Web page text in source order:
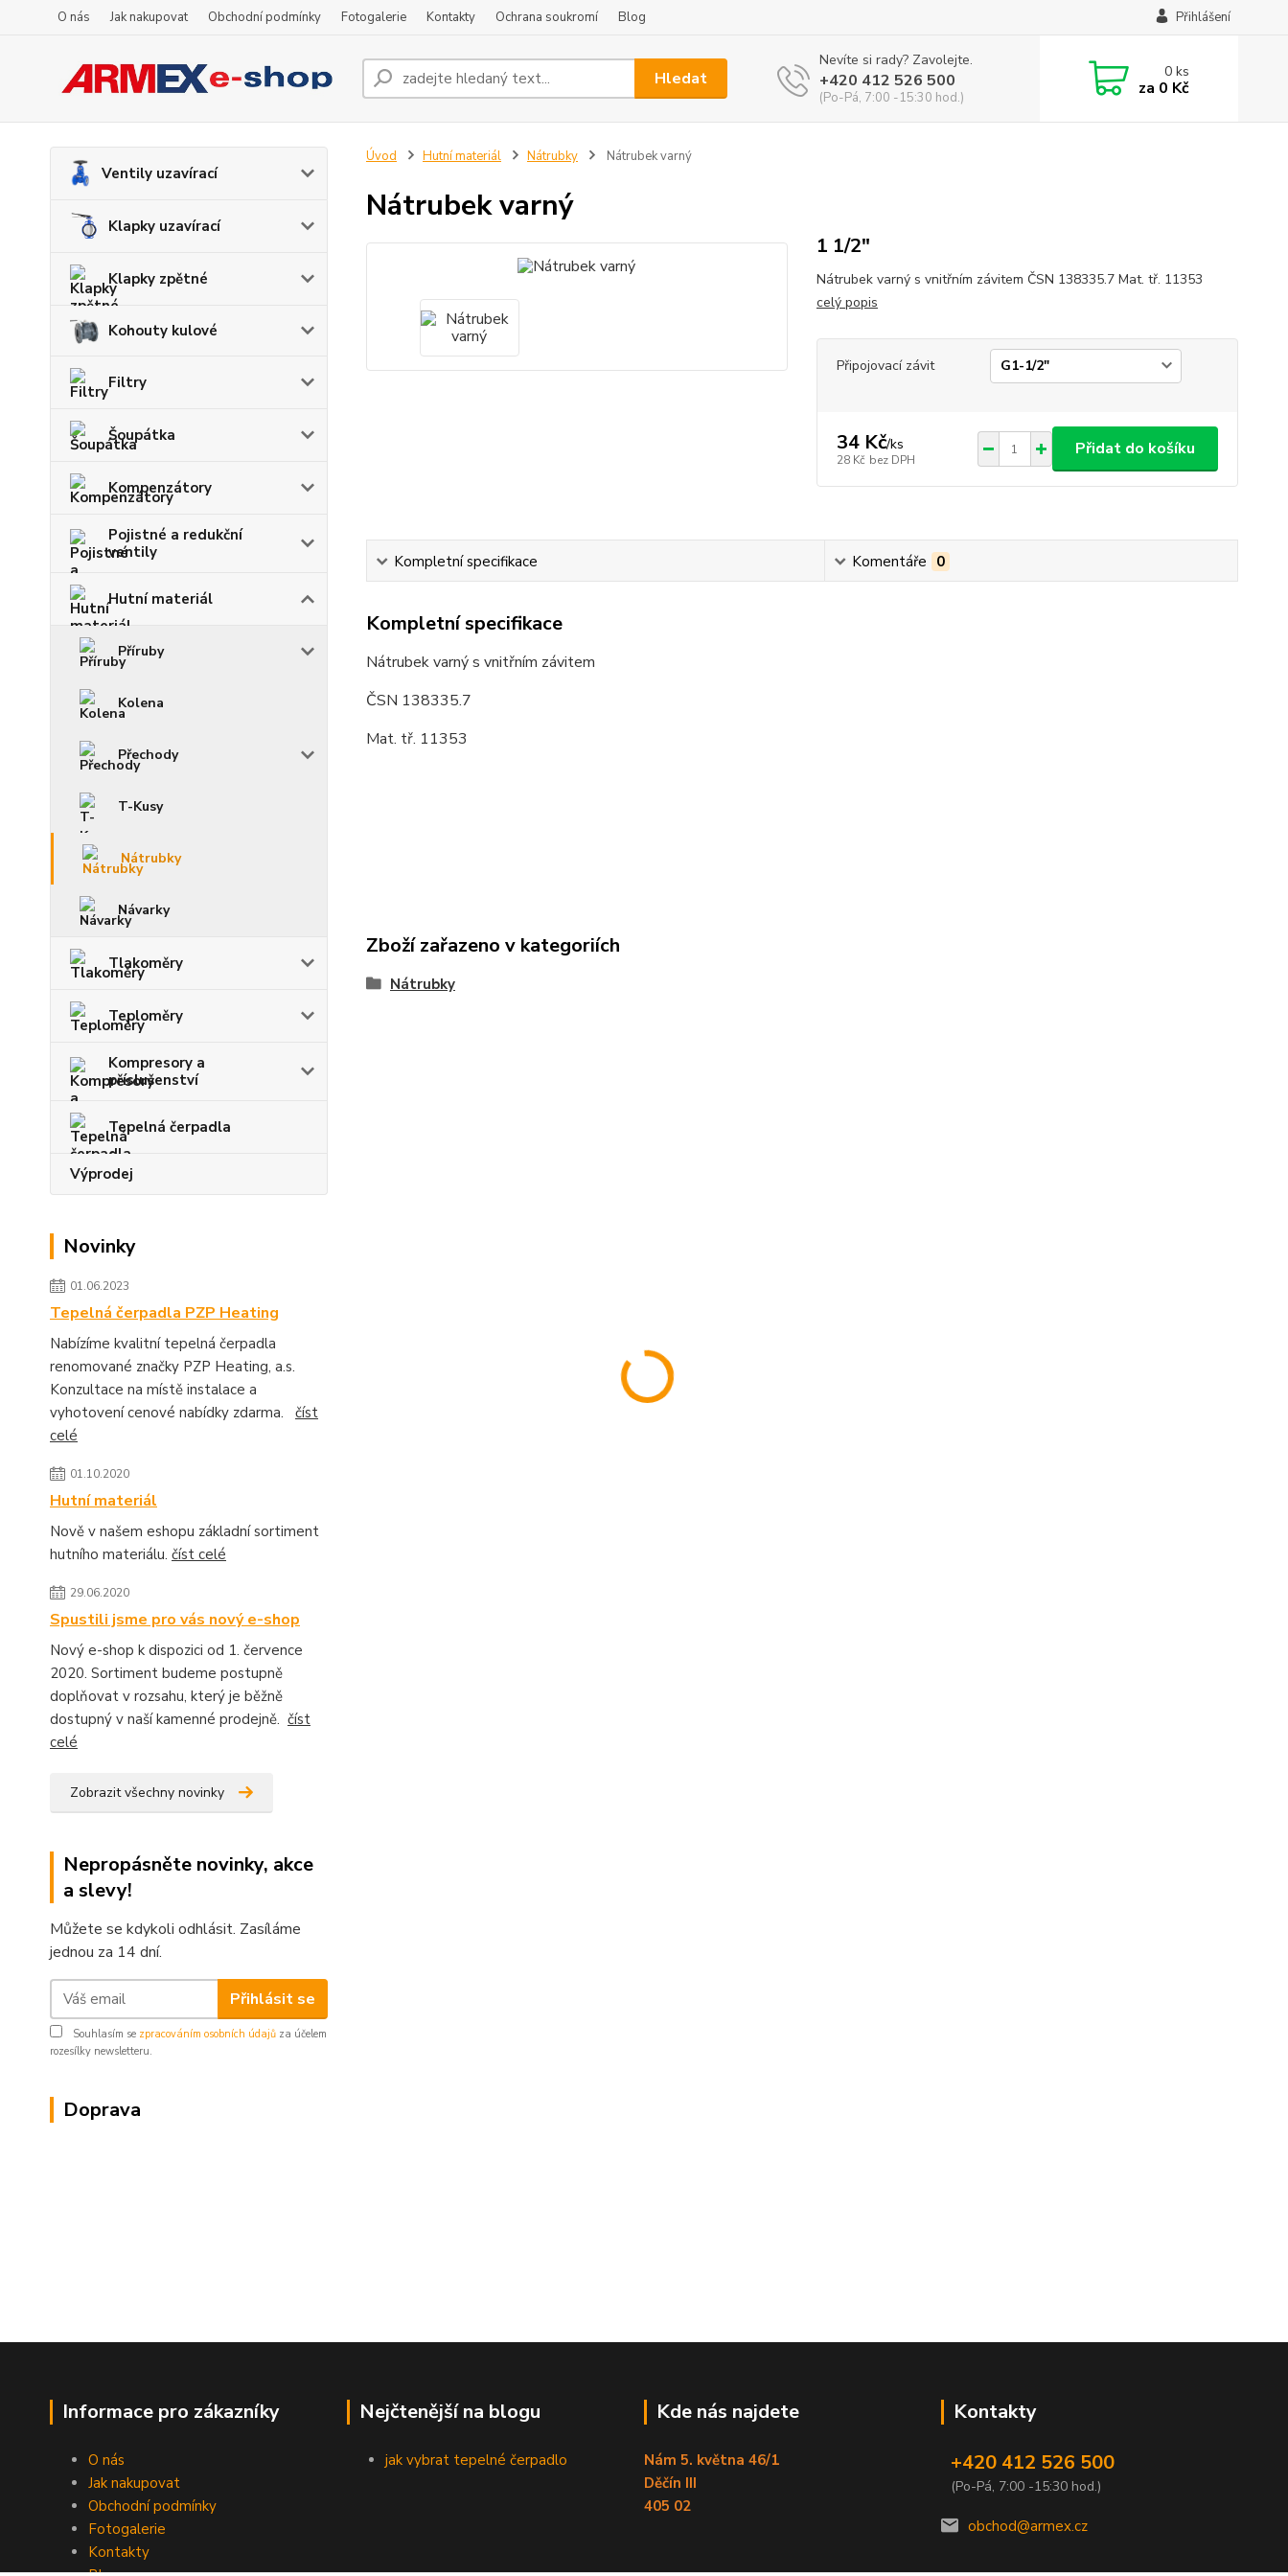
O nás Jak nakupovat Obchodní podmínky Fotogalerie Kontakty Ochrana soukromí Blog Přihlášení
Hledat
Nevíte si rady? Zavolejte.
+420 412 526 500
(Po-Pá, 7:00 -15:30 hod.)
0ks
za 0 Kč
Ventily uzavírací
Klapky uzavírací
Klapky zpětné
Kohouty kulové
Filtry
Šoupátka
Kompenzátory
Pojistné a redukční
ventily
Hutní materiál
Příruby
Kolena
Přechody
T-Kusy
Nátrubky
Návarky
Tlakoměry
Teploměry
Kompresory a
příslušenství
Tepelná čerpadla
Výprodej
Novinky
01.06.2023
Tepelná čerpadla PZP Heating
Nabízíme kvalitní tepelná čerpadla
renomované značky PZP Heating, a.s.
Konzultace na místě instalace a
vyhotovení cenové nabídky zdarma. číst
celé
01.10.2020
Hutní materiál
Nově v našem eshopu základní sortiment
hutního materiálu. číst celé
29.06.2020
Spustili jsme pro vás nový e-shop
Nový e-shop k dispozici od 1. července
2020. Sortiment budeme postupně
doplňovat v rozsahu, který je běžně
dostupný v naší kamenné prodejně. číst
celé
Zobrazit všechny novinky
Nepropásněte novinky, akce
a slevy!
Můžete se kdykoli odhlásit. Zasíláme
jednou za 14 dní.
Přihlásit se
Souhlasím se zpracováním osobních údajů za účelem
rozesílky newsletteru.
Doprava
Úvod Hutní materiál Nátrubky Nátrubek varný
Nátrubek varný
1 1/2"
Nátrubek varný s vnitřním závitem ČSN 138335.7 Mat. tř. 11353
celý popis
Připojovací závit
34 Kč/ks
28 Kč bez DPH
Přidat do košíku
Kompletní specifikace Komentáře 0
Kompletní specifikace
Nátrubek varný s vnitřním závitem
ČSN 138335.7
Mat. tř. 11353
Zboží zařazeno v kategoriích
Nátrubky
Informace pro zákazníky
O nás
Jak nakupovat
Obchodní podmínky
Fotogalerie
Kontakty
Nejčtenější na blogu
jak vybrat tepelné čerpadlo
Kde nás najdete
Nám 5. května 46/1
Děčín III
405 02
Kontakty
+420 412 526 500
(Po-Pá, 7:00 -15:30 hod.)
obchod@armex.cz